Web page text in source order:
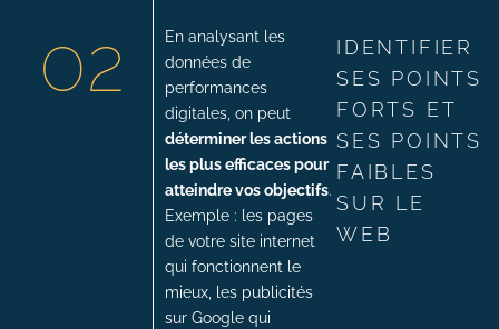
IDENTIFIER
SES POINTS
FORTS ET
SES POINTS
FAIBLES
SUR LE
WEB
En analysant les
données de
performances
digitales, on peut
déterminer les actions
les plus efficaces pour
atteindre vos objectifs.
Exemple : les pages
de votre site internet
qui fonctionnent le
mieux, les publicités
sur Google qui
02